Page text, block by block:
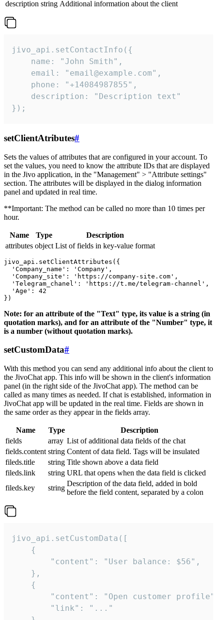
description string Additional information about the client
jivo_api.setContactInfo({
    name: "John Smith",
    email: "email@example.com",
    phone: "+14084987855",
    description: "Description text"
});
setClientAtributes#
Sets the values ​​of attributes that are configured in your account. To
set the values, you need to know the attribute IDs that are displayed
in the Jivo application, in the "Management" > "Attribute settings"
section. The attributes will be displayed in the dialog information
panel and updated in real time.
**Important: The method can be called no more than 10 times per
hour.
Name Type
Description
attributes object List of fields in key-value format
jivo_api.setClientAttributes({
  'Company_name': 'Company',
  'Company_site': 'https://company-site.com',
  'Telegram_chanel': 'https://t.me/telegram-channel',
  'Age': 42
Note: for an attribute of the "Text" type, its value is a string (in
quotation marks), and for an attribute of the "Number" type, it
is a number (without quotation marks).
setCustomData#
With this method you can send any additional info about the client to
the JivoChat app. This info will be shown in the client's information
panel (in the right side of the JivoChat app). The method can be
called as many times as needed. If chat is established, information in
JivoChat app will be updated in the real time. Fields are shown in
the same order as they appear in the fields array.
Name Type
Description
fields
array List of additional data fields of the chat
fields.content string Content of data field. Tags will be insulated
fileds.title
string Title shown above a data field
fileds.link
string URL that opens when the data field is clicked
fileds.key
string
Description of the data field, added in bold
before the field content, separated by a colon
jivo_api.setCustomData([
    {
        "content": "User balance: $56",
    },
    {
"content": "Open customer
        "link": "..."